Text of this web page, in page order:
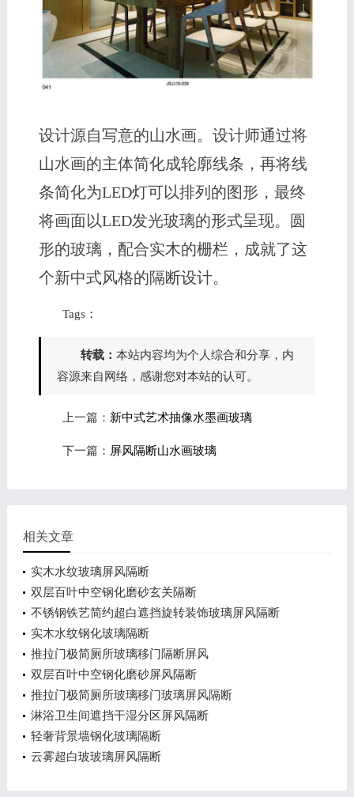
设计源自写意的山水画。设计师通过将
山水画的主体简化成轮廓线条，再将线
条简化为LED灯可以排列的图形，最终
将画面以LED发光玻璃的形式呈现。圆
形的玻璃，配合实木的栅栏，成就了这
个新中式风格的隔断设计。
Tags：
转载： 本站内容均为个人综合和分享，内
容源来自网络，感谢您对本站的认可。
上一篇： 新中式艺术抽像水墨画玻璃
下一篇： 屏风隔断山水画玻璃
相关文章
实木水纹玻璃屏风隔断
双层百叶中空钢化磨砂玄关隔断
不锈钢铁艺简约超白遮挡旋转装饰玻璃屏风隔断
实木水纹钢化玻璃隔断
推拉门极简厕所玻璃移门隔断屏风
双层百叶中空钢化磨砂屏风隔断
推拉门极简厕所玻璃移门玻璃屏风隔断
淋浴卫生间遮挡干湿分区屏风隔断
轻奢背景墙钢化玻璃隔断
云雾超白玻玻璃屏风隔断